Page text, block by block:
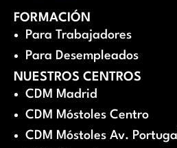
FORMACIÓN
Para Trabajadores
Para Desempleados
NUESTROS CENTROS
CDM Madrid
CDM Móstoles Centro
CDM Móstoles Av. Portugal